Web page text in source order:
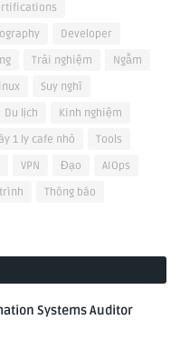
Developer
Trải nghiệm
Ngẫm
Suy nghĩ
Du lịch
Kinh nghiệm
1 ly cafe nhỏ
Tools
VPN Đạo
AIOps
Thông báo
Systems Auditor